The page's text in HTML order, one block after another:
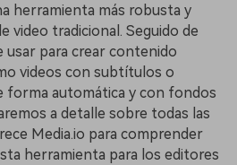
herramienta más robusta y
video tradicional. Seguido de
usar para crear contenido
videos con subtítulos o
forma automática y con fondos
a detalle sobre todas las
Media.io para comprender
herramienta para los editores